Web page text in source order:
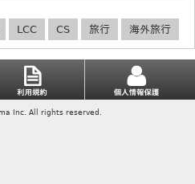
LCC CS 旅行 海外旅行
Inc. All rights reserved.